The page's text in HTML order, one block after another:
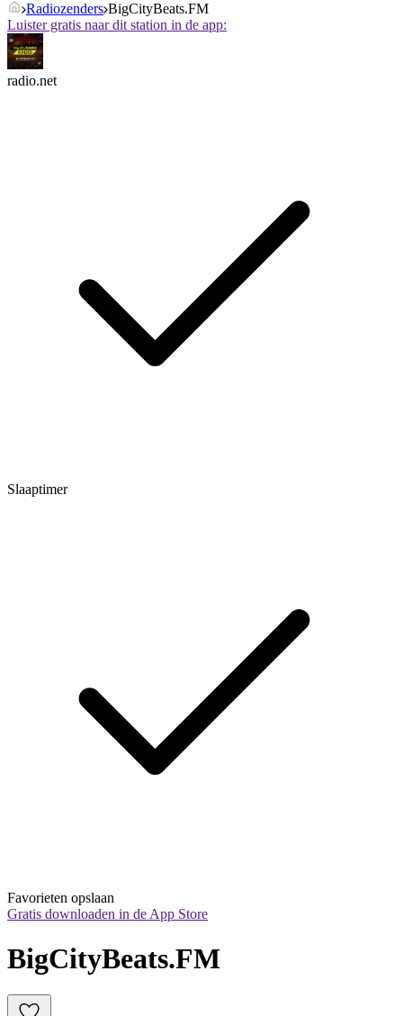
Radiozenders BigCityBeats.FM
Luister gratis naar dit station in de app:
radio.net
Slaaptimer
Favorieten opslaan
Gratis downloaden in de App Store
BigCityBeats.FM